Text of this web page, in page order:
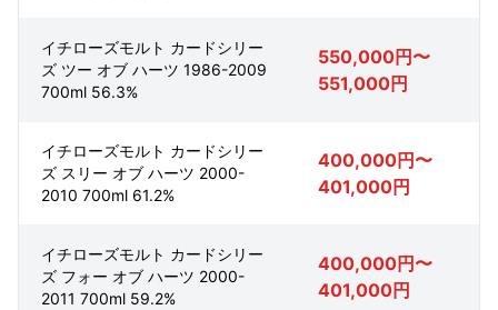
イチローズモルト カードシリー
ズ ツー オブ ハーツ 1986-2009
700ml 56.3%
550,000円〜
551,000円
イチローズモルト カードシリー
ズ スリー オブ ハーツ 2000-
2010 700ml 61.2%
400,000円〜
401,000円
イチローズモルト カードシリー
ズ フォー オブ ハーツ 2000-
2011 700ml 59.2%
400,000円〜
401,000円